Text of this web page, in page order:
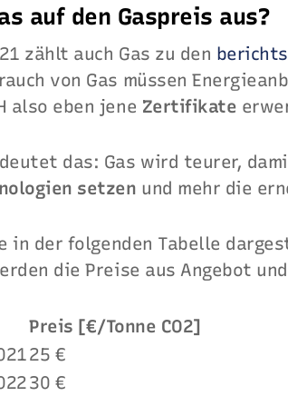
auf den Gaspreis aus?
zählt auch Gas zu den
von Gas müssen
also eben jene Zertifikate
das: Gas wird teurer,
setzen und mehr die
in der folgenden Tabelle
die Preise aus Angebot
Preis [€/Tonne CO2]
25 €
30 €